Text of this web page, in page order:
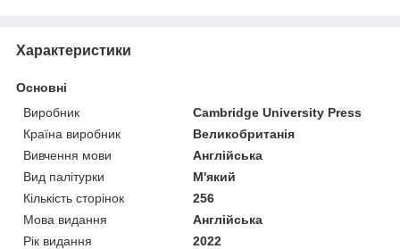
Характеристики
Основні
Виробник
Cambridge University Press
Країна виробник
Великобританія
Вивчення мови
Англійська
Вид палітурки
М'який
Кількість сторінок
256
Мова видання
Англійська
Рік видання
2022